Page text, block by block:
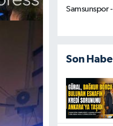
Samsunspor
Son